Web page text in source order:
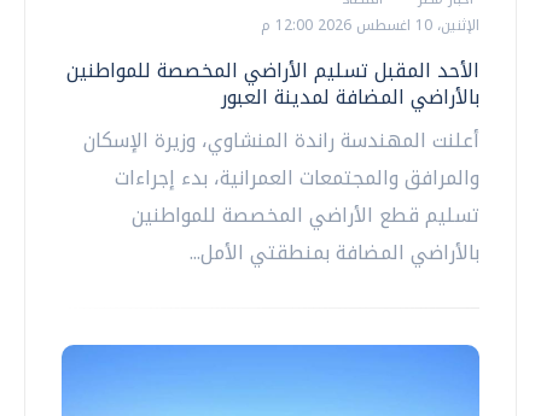
الإثنين، 10 اغسطس 2026 12:00 م
الأحد المقبل تسليم الأراضي المخصصة للمواطنين
بالأراضي المضافة لمدينة العبور
أعلنت المهندسة راندة المنشاوي، وزيرة الإسكان
والمرافق والمجتمعات العمرانية، بدء إجراءات
تسليم قطع الأراضي المخصصة للمواطنين
بالأراضي المضافة بمنطقتي الأمل...